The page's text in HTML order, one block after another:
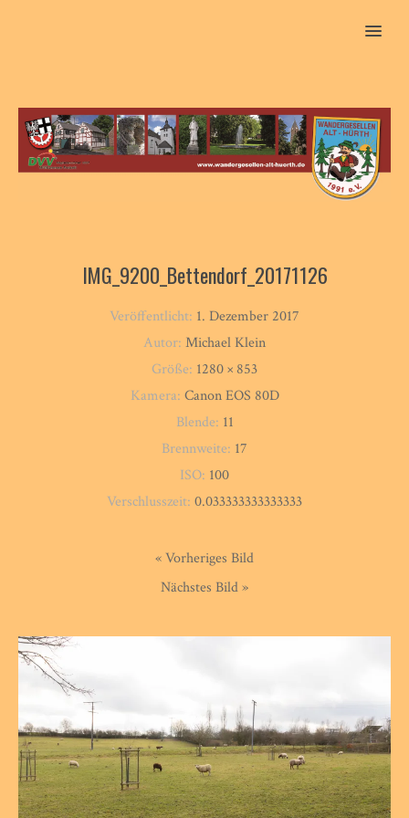
MENU
IMG_9200_Bettendorf_20171126
Veröffentlicht: 1. Dezember 2017
Autor: Michael Klein
Größe: 1280 × 853
Kamera: Canon EOS 80D
Blende: 11
Brennweite: 17
ISO: 100
Verschlusszeit: 0.033333333333333
« Vorheriges Bild
Nächstes Bild »